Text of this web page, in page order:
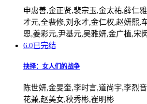
申惠善,金正贤,裴宗玉,金太祐,薛仁
才元,全裴修,刘永才,金仁权,赵妍熙,
恩,姜彩元,尹基元,吴雅妍,金广植,宋
6.0已完结
抉择：女人们的战争
陈世妍,金旻奎,李时言,道尚宇,李烈
花兼,赵美女,秋秀彬,崔明彬